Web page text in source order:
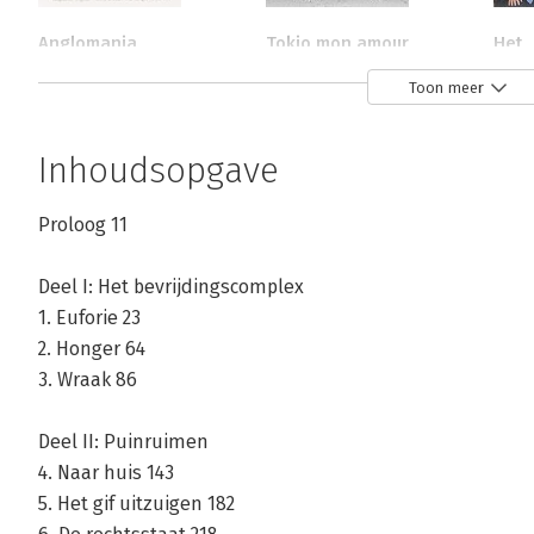
Anglomania Tokio mon amour
Het
Toon meer
Inhoudsopgave
Proloog 11
Deel I: Het bevrijdingscomplex
1. Euforie 23
2. Honger 64
3. Wraak 86
Deel II: Puinruimen
4. Naar huis 143
5. Het gif uitzuigen 182